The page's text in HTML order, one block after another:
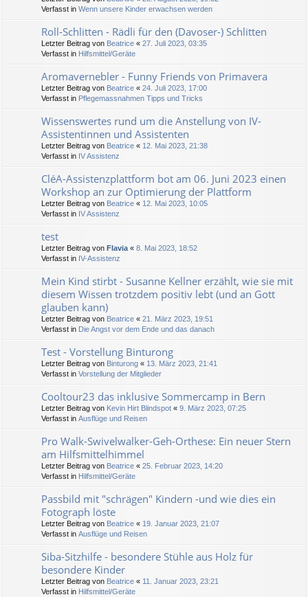
Verfasst in Wenn unsere Kinder erwachsen werden
Roll-Schlitten - Rädli für den (Davoser-) Schlitten
Letzter Beitrag von Beatrice « 27. Juli 2023, 03:35
Verfasst in Hilfsmittel/Geräte
Aromavernebler - Funny Friends von Primavera
Letzter Beitrag von Beatrice « 24. Juli 2023, 17:00
Verfasst in Pflegemassnahmen Tipps und Tricks
Wissenswertes rund um die Anstellung von IV-
Assistentinnen und Assistenten
Letzter Beitrag von Beatrice « 12. Mai 2023, 21:38
Verfasst in IV Assistenz
CléA-Assistenzplattform bot am 06. Juni 2023 einen
Workshop an zur Optimierung der Plattform
Letzter Beitrag von Beatrice « 12. Mai 2023, 10:05
Verfasst in IV Assistenz
test
Letzter Beitrag von Flavia « 8. Mai 2023, 18:52
Verfasst in IV-Assistenz
Mein Kind stirbt - Susanne Kellner erzählt, wie sie mit
diesem Wissen trotzdem positiv lebt (und an Gott
glauben kann)
Letzter Beitrag von Beatrice « 21. März 2023, 19:51
Verfasst in Die Angst vor dem Ende und das danach
Test - Vorstellung Binturong
Letzter Beitrag von Binturong « 13. März 2023, 21:41
Verfasst in Vorstellung der Mitglieder
Cooltour23 das inklusive Sommercamp in Bern
Letzter Beitrag von Kevin Hirt Blindspot « 9. März 2023, 07:25
Verfasst in Ausflüge und Reisen
Pro Walk-Swivelwalker-Geh-Orthese: Ein neuer Stern
am Hilfsmittelhimmel
Letzter Beitrag von Beatrice « 25. Februar 2023, 14:20
Verfasst in Hilfsmittel/Geräte
Passbild mit "schrägen" Kindern -und wie dies ein
Fotograph löste
Letzter Beitrag von Beatrice « 19. Januar 2023, 21:07
Verfasst in Ausflüge und Reisen
Siba-Sitzhilfe - besondere Stühle aus Holz für
besondere Kinder
Letzter Beitrag von Beatrice « 11. Januar 2023, 23:21
Verfasst in Hilfsmittel/Geräte